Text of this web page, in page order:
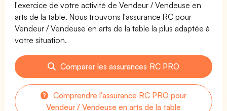
l'exercice de votre activité de Vendeur / Vendeuse en
arts de la table. Nous trouvons l'assurance RC pour
Vendeur / Vendeuse en arts de la table la plus adaptée à
votre situation.
Comparer les assurances RC PRO
Comprendre l'assurance RC PRO pour
Vendeur / Vendeuse en arts de la table